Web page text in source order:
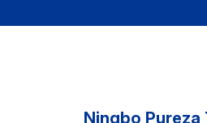
Ningbo